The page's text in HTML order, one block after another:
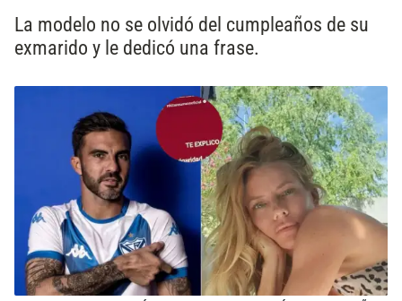
La modelo no se olvidó del cumpleaños de su
exmarido y le dedicó una frase.